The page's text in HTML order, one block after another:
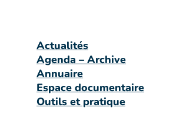
Actualités
Agenda – Archive
Annuaire
Espace documentaire
Outils et pratique